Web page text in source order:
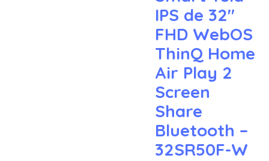
IPS de 32″
FHD WebOS
ThinQ Home
Air Play 2
Screen
Share
Bluetooth –
32SR50F-W